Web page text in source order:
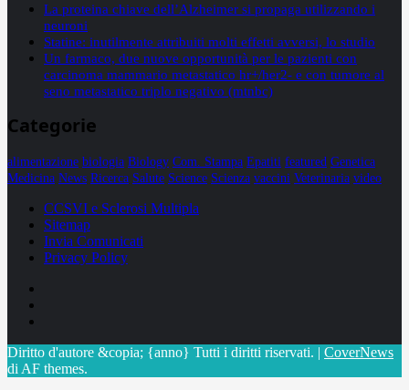
La proteina chiave dell’Alzheimer si propaga utilizzando i
neuroni
Statine: inutilmente attribuiti molti effetti avversi, lo studio
Un farmaco, due nuove opportunità per le pazienti con
carcinoma mammario metastatico hr+/her2- e con tumore al
seno metastatico triplo negativo (mtnbc)
Categorie
alimentazione biologia Biology Com. Stampa Epatiti featured Genetica
Medicina News Ricerca Salute Science Scienza vaccini Veterinaria video
CCSVI e Sclerosi Multipla
Sitemap
Invia Comunicati
Privacy Policy
Diritto d'autore &copia; {anno} Tutti i diritti riservati. | CoverNews
di AF themes.